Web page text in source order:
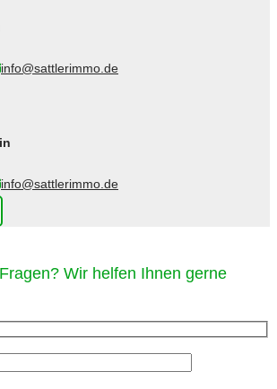
info@sattlerimmo.de
info@sattlerimmo.de
Wir helfen Ihnen gerne